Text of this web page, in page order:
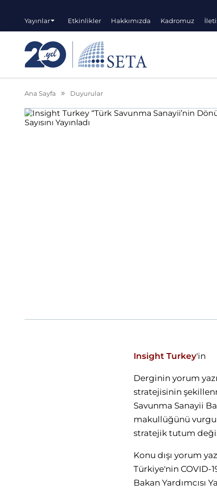
Yayınlar Etkinlikler Hakkımızda Kadromuz
Ana Sayfa Duyurular
Insight Turkey'in
Derginin yorum
stratejisinin
Savunma Sanayii
makullüğünü
stratejik tutum
Konu dışı yorum
Türkiye'nin COVID-
Bakan Yardımcısı